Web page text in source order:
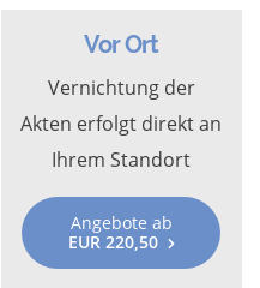
Vor Ort
Vernichtung der
Akten erfolgt direkt an
Ihrem Standort
Angebote ab
EUR 220,50